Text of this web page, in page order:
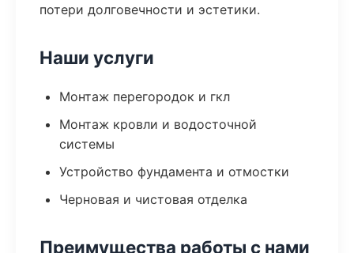
потери долговечности и эстетики.
Наши услуги
Монтаж перегородок и гкл
Монтаж кровли и водосточной
системы
Устройство фундамента и отмостки
Черновая и чистовая отделка
Преимущества работы с нами